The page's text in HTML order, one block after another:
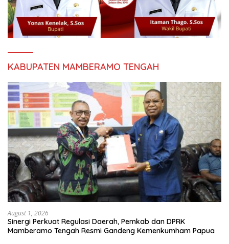
KABUPATEN MAMBERAMO TENGAH
August 1, 2026
Sinergi Perkuat Regulasi Daerah, Pemkab dan DPRK
Mamberamo Tengah Resmi Gandeng Kemenkumham Papua